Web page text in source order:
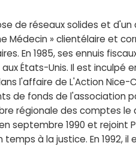
de réseaux solides et
Médecin » clientélaire et
En 1985, ses ennuis
États-Unis. Il est inculpé
l'affaire de L'Action
de fonds de l'association
régionale des comptes
septembre 1990 et rejoint
à la justice. En 1992,